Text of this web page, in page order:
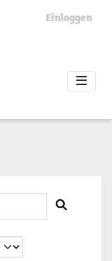
Einloggen